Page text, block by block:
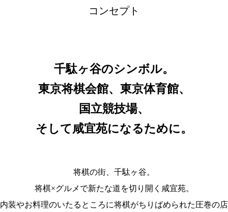
コンセプト
千駄ヶ谷のシンボル。
東京将棋会館、東京体育館、
国立競技場、
そして咸宜苑になるために。
将棋の街、千駄ヶ谷。
将棋×グルメで新たな道を切り開く咸宜苑。
内装やお料理のいたるところに将棋がちりばめられた圧巻の店